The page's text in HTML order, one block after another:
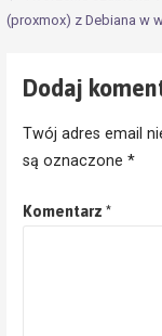
(proxmox) z Debiana w
Dodaj
Twój adres email
są oznaczone *
Komentarz *